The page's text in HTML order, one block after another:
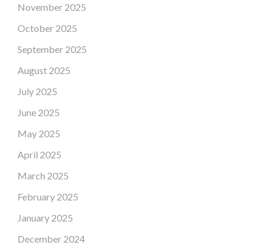
November 2025
October 2025
September 2025
August 2025
July 2025
June 2025
May 2025
April 2025
March 2025
February 2025
January 2025
December 2024